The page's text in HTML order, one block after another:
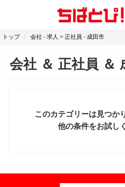
トップ 会社 - 求人 > 正社員 - 成田市
会社 ＆ 正社員 ＆
このカテゴリーは見つか
他の条件をお試し